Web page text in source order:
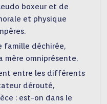
boxeur et de
et physique
famille déchirée,
mère omniprésente.
entre les différents
dérouté,
: est-on dans le